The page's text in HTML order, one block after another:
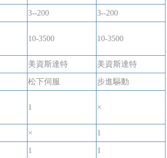
3--200 3--200
10-3500 10-3500
美資斯達特 美資斯達特
松下伺服 步進驅動
1 ×
× 1
1 1